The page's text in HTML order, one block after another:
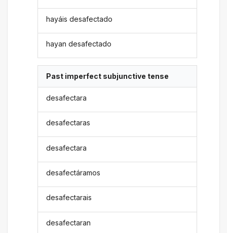
hayáis desafectado
hayan desafectado
Past imperfect subjunctive tense
desafectara
desafectaras
desafectara
desafectáramos
desafectarais
desafectaran